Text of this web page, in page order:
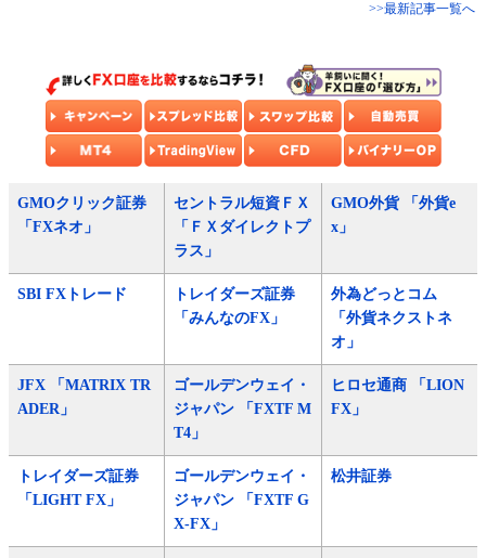
>>最新記事一覧へ
GMOクリック証券
「FXネオ」
セントラル短資ＦＸ
「ＦＸダイレクトプ
ラス」
GMO外貨 「外貨e
x」
SBI FXトレード
トレイダーズ証券
「みんなのFX」
外為どっとコム
「外貨ネクストネ
オ」
JFX 「MATRIX TR
ADER」
ゴールデンウェイ・
ジャパン 「FXTF M
T4」
ヒロセ通商 「LION
FX」
トレイダーズ証券
「LIGHT FX」
ゴールデンウェイ・
ジャパン 「FXTF G
X-FX」
松井証券